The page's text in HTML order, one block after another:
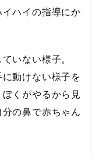
ハイの指導にか
いない様子。
動けない様子を
くがやるから見
の鼻で赤ちゃん